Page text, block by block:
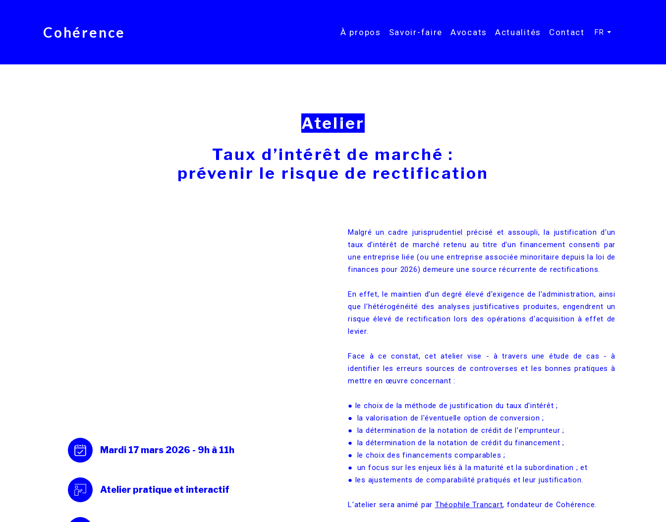
Cohérence À propos Savoir-faire Avocats Actualités Contact FR
Atelier
Taux d’intérêt de marché :
prévenir le risque de rectification
Mardi 17 mars 2026 - 9h à 11h
Atelier pratique et interactif
Malgré un cadre jurisprudentiel précisé et assoupli, la justification d'un
taux d'intérêt de marché retenu au titre d'un financement consenti par
une entreprise liée (ou une entreprise associée minoritaire depuis la loi de
finances pour 2026) demeure une source récurrente de rectifications.
En effet, le maintien d'un degré élevé d'exigence de l'administration, ainsi
que l'hétérogénéité des analyses justificatives produites, engendrent un
risque élevé de rectification lors des opérations d'acquisition à effet de
levier.
Face à ce constat, cet atelier vise - à travers une étude de cas - à
identifier les erreurs sources de controverses et les bonnes pratiques à
mettre en œuvre concernant :
● le choix de la méthode de justification du taux d'intérêt ;
● la valorisation de l'éventuelle option de conversion ;
● la détermination de la notation de crédit de l'emprunteur ;
● la détermination de la notation de crédit du financement ;
● le choix des financements comparables ;
● un focus sur les enjeux liés à la maturité et la subordination ;et
● les ajustements de comparabilité pratiqués et leur justification.
L'atelier sera animé par Théophile Trancart, fondateur de Cohérence.